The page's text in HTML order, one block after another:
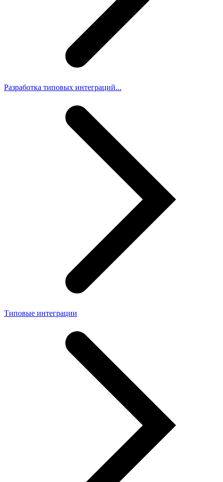
Разработка типовых интеграций...
Типовые интеграции